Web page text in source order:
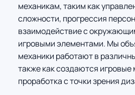
механикам, таким как
сложности, прогрессия
взаимодействие с
игровыми элементами. Мы
механики работают в
также как создаются игровые
проработка с точки зрения